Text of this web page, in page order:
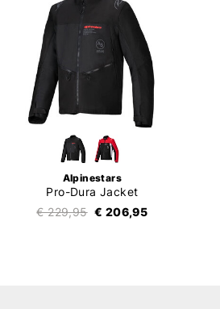
Alpinestars
Pro-Dura Jacket
€ 229,95 € 206,95